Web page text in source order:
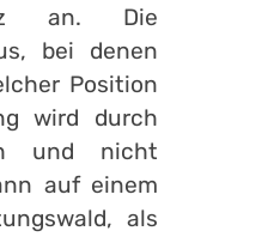
an. Die
bei denen
Position
wird durch
und nicht
auf einem
als